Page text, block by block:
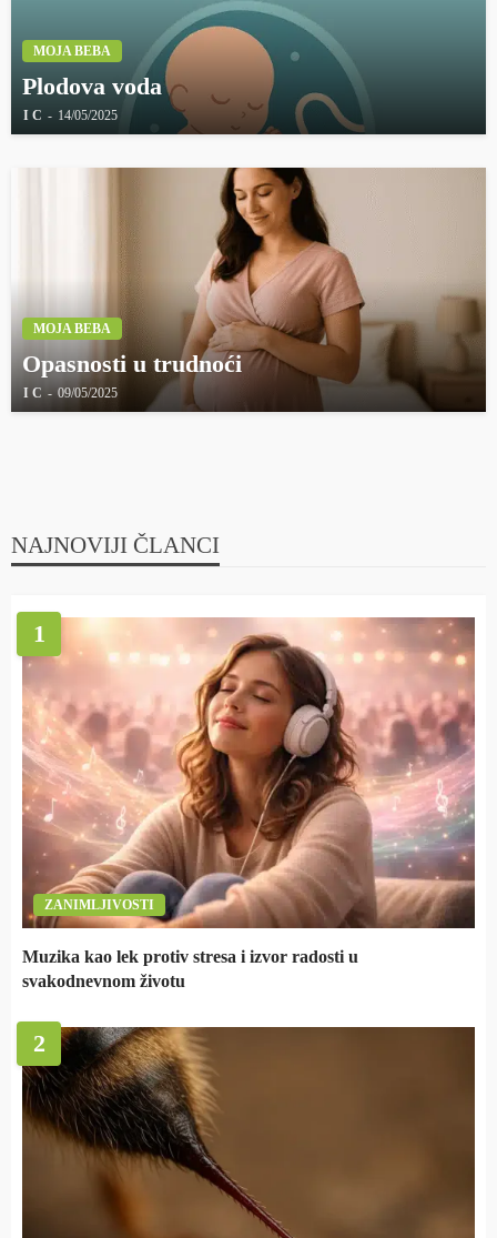
MOJA BEBA
Plodova voda
I C 14/05/2025
MOJA BEBA
Opasnosti u trudnoći
I C 09/05/2025
NAJNOVIJI ČLANCI
1
ZANIMLJIVOSTI
Muzika kao lek protiv stresa i izvor radosti u
svakodnevnom životu
2